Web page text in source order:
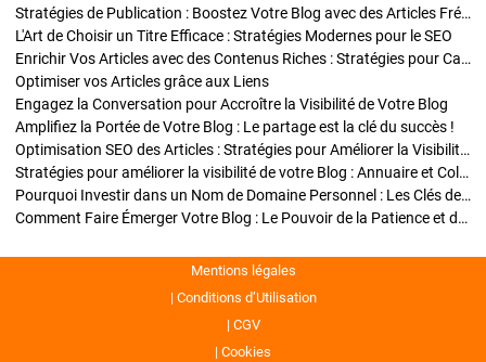
Stratégies de Publication : Boostez Votre Blog avec des Articles Fréquents et Exclusifs
L'Art de Choisir un Titre Efficace : Stratégies Modernes pour le SEO
Enrichir Vos Articles avec des Contenus Riches : Stratégies pour Captiver et Optimiser
Optimiser vos Articles grâce aux Liens
Engagez la Conversation pour Accroître la Visibilité de Votre Blog
Amplifiez la Portée de Votre Blog : Le partage est la clé du succès !
Optimisation SEO des Articles : Stratégies pour Améliorer la Visibilité de Votre Blog
Stratégies pour améliorer la visibilité de votre Blog : Annuaire et Collaborations
Pourquoi Investir dans un Nom de Domaine Personnel : Les Clés de la Réussite de Votre Blog
Comment Faire Émerger Votre Blog : Le Pouvoir de la Patience et de la Persévérance
Mentions légales
Conditions d’Utilisation
CGV
Cookies